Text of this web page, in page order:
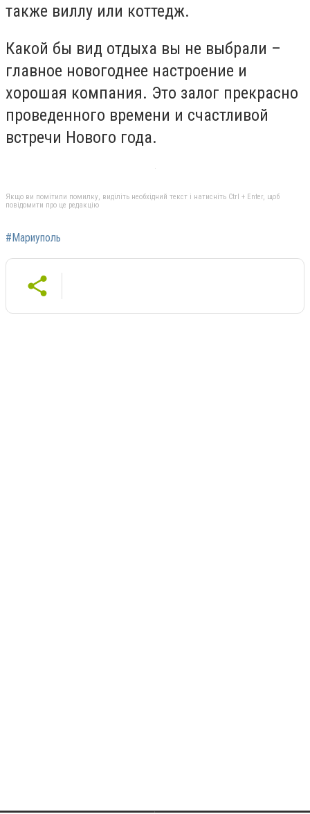
также виллу или коттедж.
Какой бы вид отдыха вы не выбрали –
главное новогоднее настроение и
хорошая компания. Это залог прекрасно
проведенного времени и счастливой
встречи Нового года.
Якщо ви помітили помилку, виділіть необхідний текст і натисніть Ctrl + Enter, щоб
повідомити про це редакцію
#Мариуполь